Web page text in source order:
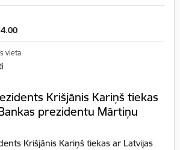
vieta
Krišjānis Kariņš tiekas
prezidentu Mārtiņu
Krišjānis Kariņš tiekas ar Latvijas